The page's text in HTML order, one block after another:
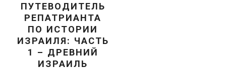
ПУТЕВОДИТЕЛЬ
РЕПАТРИАНТА
ПО ИСТОРИИ
ИЗРАИЛЯ: ЧАСТЬ
1 – ДРЕВНИЙ
ИЗРАИЛЬ